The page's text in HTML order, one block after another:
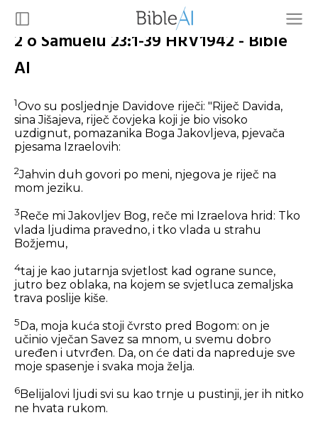
2 o Samuelu 23:1-39 HRV1942 - Bible
AI
1Ovo su posljednje Davidove riječi: "Riječ Davida,
sina Jišajeva, riječ čovjeka koji je bio visoko
uzdignut, pomazanika Boga Jakovljeva, pjevača
pjesama Izraelovih:
2Jahvin duh govori po meni, njegova je riječ na
mom jeziku.
3 Reče mi Jakovljev Bog, reče mi Izraelova hrid: Tko
vlada ljudima pravedno, i tko vlada u strahu
Božjemu,
4taj je kao jutarnja svjetlost kad ograne sunce,
jutro bez oblaka, na kojem se svjetluca zemaljska
trava poslije kiše.
5 Da, moja kuća stoji čvrsto pred Bogom: on je
učinio vječan Savez sa mnom, u svemu dobro
uređen i utvrđen. Da, on će dati da napreduje sve
moje spasenje i svaka moja želja.
6Belijalovi ljudi svi su kao trnje u pustinji, jer ih nitko
ne hvata rukom.